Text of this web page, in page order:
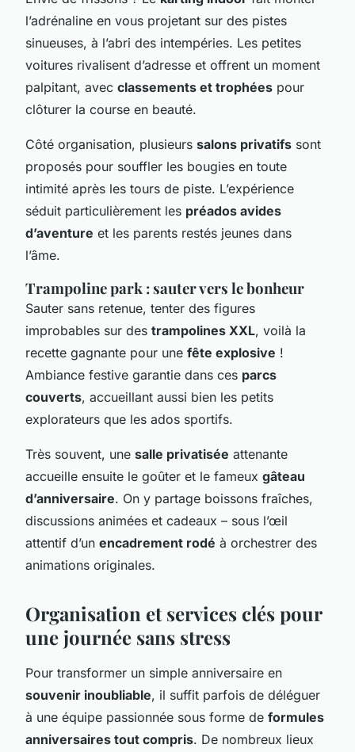
l’adrénaline en vous projetant sur des pistes
sinueuses, à l’abri des intempéries. Les petites
voitures rivalisent d’adresse et offrent un moment
palpitant, avec classements et trophées pour
clôturer la course en beauté.
Côté organisation, plusieurs salons privatifs sont
proposés pour souffler les bougies en toute
intimité après les tours de piste. L’expérience
séduit particulièrement les préados avides
d’aventure et les parents restés jeunes dans
l’âme.
Trampoline park : sauter vers le bonheur
Sauter sans retenue, tenter des figures
improbables sur des trampolines XXL, voilà la
recette gagnante pour une fête explosive !
Ambiance festive garantie dans ces parcs
couverts, accueillant aussi bien les petits
explorateurs que les ados sportifs.
Très souvent, une salle privatisée attenante
accueille ensuite le goûter et le fameux gâteau
d’anniversaire. On y partage boissons fraîches,
discussions animées et cadeaux – sous l’œil
attentif d’un encadrement rodé à orchestrer des
animations originales.
Organisation et services clés pour
une journée sans stress
Pour transformer un simple anniversaire en
souvenir inoubliable, il suffit parfois de déléguer
à une équipe passionnée sous forme de formules
anniversaires tout compris. De nombreux lieux